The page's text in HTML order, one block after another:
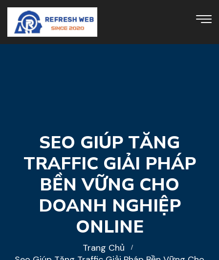
SEO GIÚP TĂNG
TRAFFIC GIẢI PHÁP
BỀN VỮNG CHO
DOANH NGHIỆP
ONLINE
Trang Chủ